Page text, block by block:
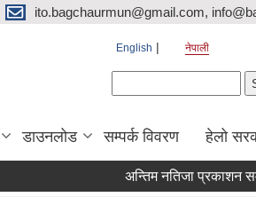
ito.bagchaurmun@gmail.com,
English नेपाली
डाउनलोड सम्पर्क विवरण हेलो
अन्तिम नतिजा प्रकाशन